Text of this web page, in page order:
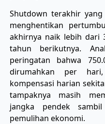
Shutdown terakhir
menghentikan
akhirnya naik lebih dari
tahun berikutnya.
peringatan bahwa
dirumahkan per hari,
kompensasi harian
tampaknya masih
jangka pendek
pemulihan ekonomi.